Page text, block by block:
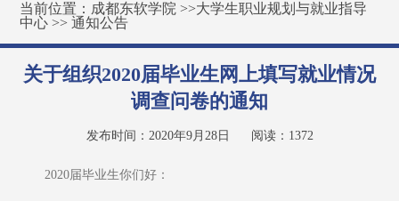
当前位置： 成都东软学院 >>大学生职业规划与就业指导
中心 >>通知公告
关于组织2020届毕业生网上填写就业情况
调查问卷的通知
发布时间：2020年9月28日 阅读： 1372
2020届毕业生你们好：